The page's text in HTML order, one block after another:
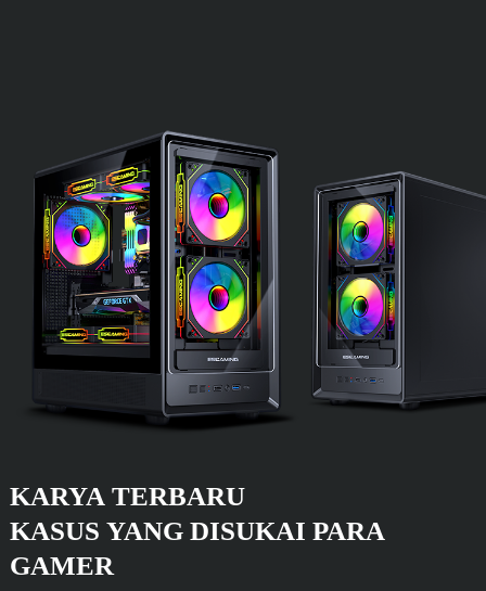
KARYA TERBARU
KASUS YANG DISUKAI PARA
GAMER